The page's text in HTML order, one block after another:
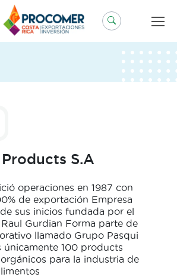
S.A
operaciones en 1987 con
de exportación Empresa
sus inicios fundada por el
Gurdian Forma parte de
llamado Grupo Pasqui
únicamente 100 products
para la industria de